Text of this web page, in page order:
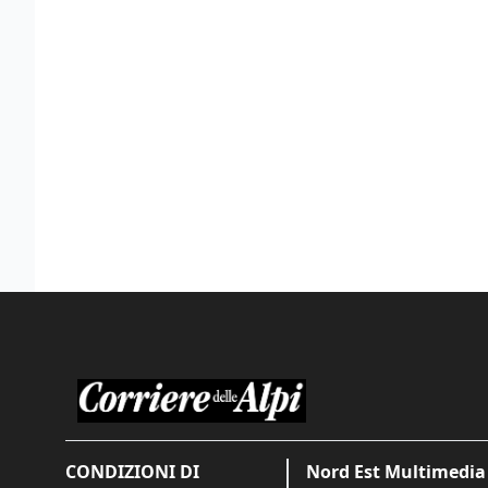
CONDIZIONI DI
Nord Est Multimedia